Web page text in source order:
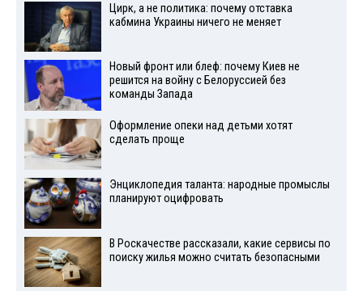
Цирк, а не политика: почему отставка
кабмина Украины ничего не меняет
Новый фронт или блеф: почему Киев не
решится на войну с Белоруссией без
команды Запада
Оформление опеки над детьми хотят
сделать проще
Энциклопедия таланта: народные промыслы
планируют оцифровать
В Роскачестве рассказали, какие сервисы по
поиску жилья можно считать безопасными